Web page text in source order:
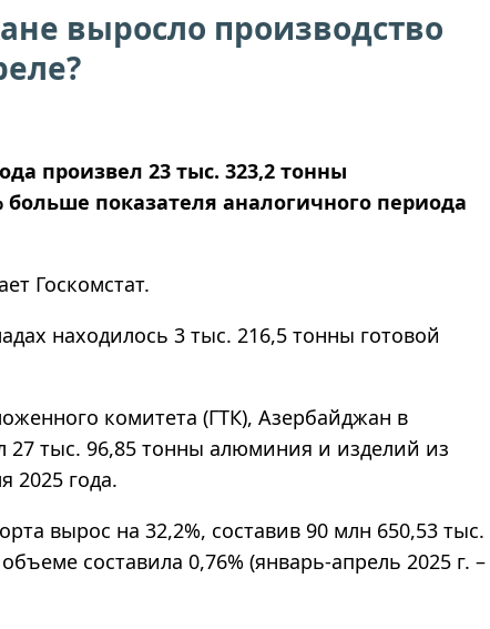
выросло производство
произвел 23 тыс. 323,2 тонны
показателя аналогичного периода
Госкомстат.
находилось 3 тыс. 216,5 тонны готовой
комитета (ГТК), Азербайджан в
27 тыс. 96,85 тонны алюминия и изделий из
2025 года.
вырос на 32,2%, составив 90 млн 650,53 тыс.
составила 0,76% (январь-апрель 2025 г. –